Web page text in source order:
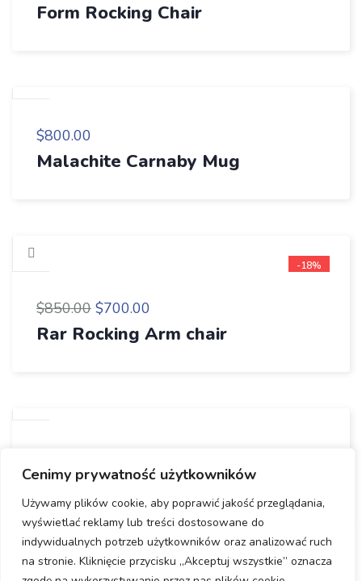
Cenimy prywatność użytkowników
Używamy plików cookie, aby poprawić jakość przeglądania,
wyświetlać reklamy lub treści dostosowane do
indywidualnych potrzeb użytkowników oraz analizować ruch
na stronie. Kliknięcie przycisku „Akceptuj wszystkie” oznacza
Form Rocking Chair
$800.00
Malachite Carnaby Mug
-18%
$850.00 $700.00
Rar Rocking Arm chair
Tied Pendant Light